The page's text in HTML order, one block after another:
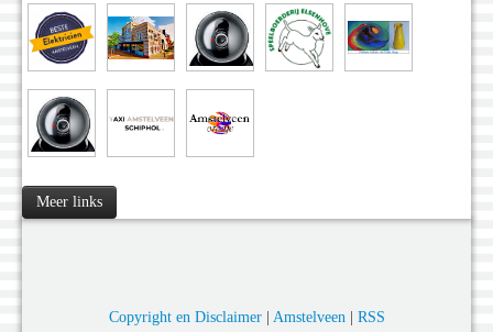
Meer links
Copyright en Disclaimer| Amstelveen | RSS